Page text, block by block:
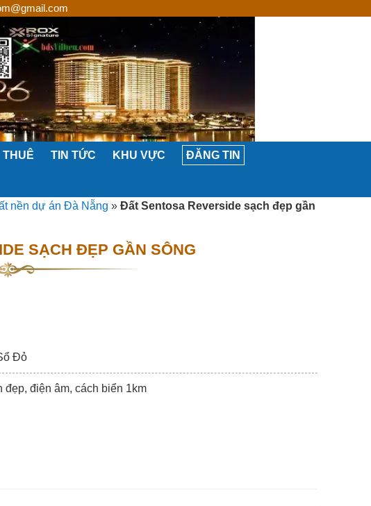
THUÊ TIN TỨC KHU VỰC ĐĂNG TIN
nền dự án Đà Nẵng » Đất Sentosa Reverside sạch đẹp gần
SẠCH ĐẸP GẦN SÔNG
Đỏ
điện âm, cách biển 1km